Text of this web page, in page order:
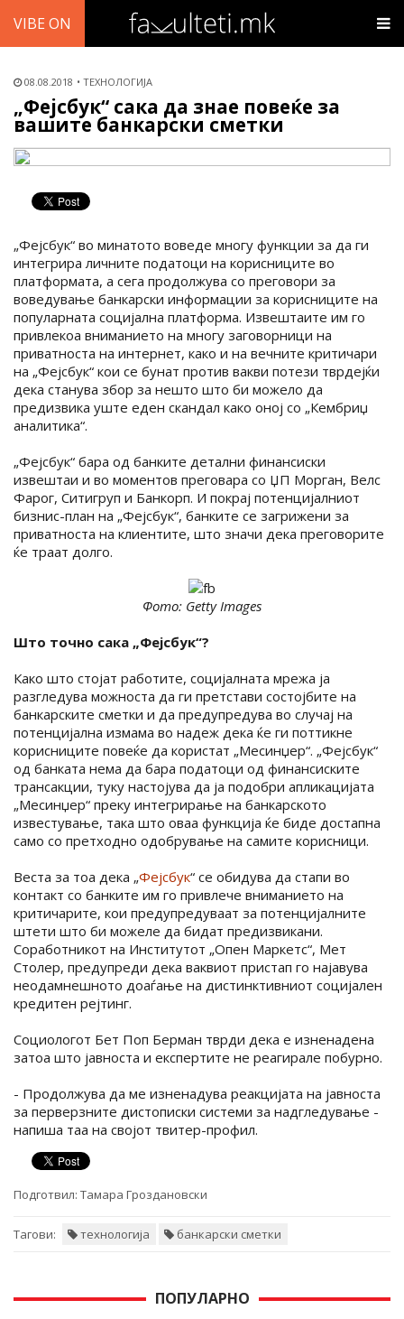
VIBE ON
08.08.2018 ТЕХНОЛОГИЈА
„Фејсбук“ сака да знае повеќе за
вашите банкарски сметки
„Фејсбук“ во минатото воведе многу функции за да ги
интегрира личните податоци на корисниците во
платформата, а сега продолжува со преговори за
воведување банкарски информации за корисниците на
популарната социјална платформа. Извештаите им го
привлекоа вниманието на многу заговорници на
приватноста на интернет, како и на вечните критичари
на „Фејсбук“ кои се бунат против вакви потези тврдејќи
дека станува збор за нешто што би можело да
предизвика уште еден скандал како оној со „Кембриџ
аналитика“.
„Фејсбук“ бара од банките детални финансиски
извештаи и во моментов преговара со ЏП Морган, Велс
Фарог, Ситигруп и Банкорп. И покрај потенцијалниот
бизнис-план на „Фејсбук“, банките се загрижени за
приватноста на клиентите, што значи дека преговорите
ќе траат долго.
Фото: Getty Images
Што точно сака „Фејсбук“?
Како што стојат работите, социјалната мрежа ја
разгледува можноста да ги претстави состојбите на
банкарските сметки и да предупредува во случај на
потенцијална измама во надеж дека ќе ги поттикне
корисниците повеќе да користат „Месинџер“. „Фејсбук“
од банката нема да бара податоци од финансиските
трансакции, туку настојува да ја подобри апликацијата
„Месинџер“ преку интегрирање на банкарското
известување, така што оваа функција ќе биде достапна
само со претходно одобрување на самите корисници.
Веста за тоа дека „Фејсбук“ се обидува да стапи во
контакт со банките им го привлече вниманието на
критичарите, кои предупредуваат за потенцијалните
штети што би можеле да бидат предизвикани.
Соработникот на Институтот „Опен Маркетс“, Мет
Столер, предупреди дека ваквиот пристап го најавува
неодамнешното доаѓање на дистинктивниот социјален
кредитен рејтинг.
Социологот Бет Поп Берман тврди дека е изненадена
затоа што јавноста и експертите не реагирале побурно.
- Продолжува да ме изненадува реакцијата на јавноста
за перверзните дистописки системи за надгледување -
напиша таа на својот твитер-профил.
Подготвил: Тамара Гроздановски
Тагови: технологија банкарски сметки
ПОПУЛАРНО